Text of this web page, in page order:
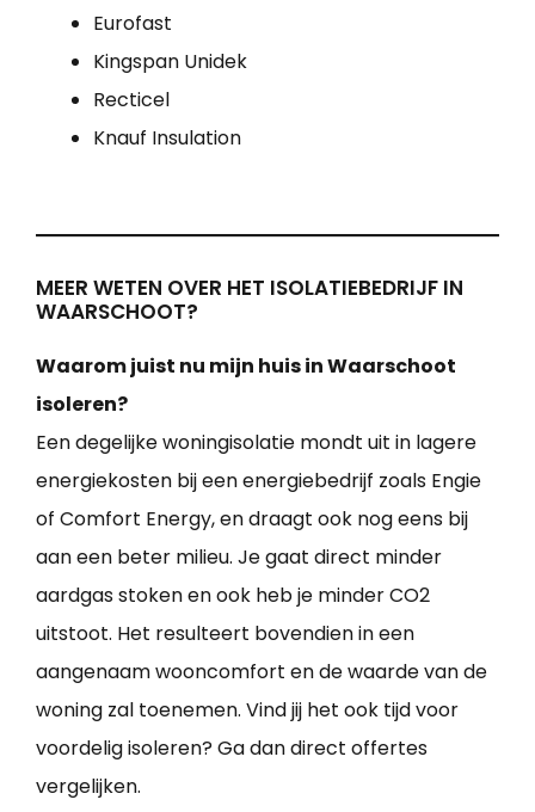
Eurofast
Kingspan Unidek
Recticel
Knauf Insulation
MEER WETEN OVER HET ISOLATIEBEDRIJF IN
WAARSCHOOT?
Waarom juist nu mijn huis in Waarschoot
isoleren?
Een degelijke woningisolatie mondt uit in lagere
energiekosten bij een energiebedrijf zoals Engie
of Comfort Energy, en draagt ook nog eens bij
aan een beter milieu. Je gaat direct minder
aardgas stoken en ook heb je minder CO2
uitstoot. Het resulteert bovendien in een
aangenaam wooncomfort en de waarde van de
woning zal toenemen. Vind jij het ook tijd voor
voordelig isoleren? Ga dan direct offertes
vergelijken.